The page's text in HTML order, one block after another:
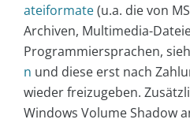
ateiformate(u.a. die von
Archiven, Multimedia-
Programmiersprachen,
n und diese erst nach
wieder freizugeben.
Windows Volume Shadow